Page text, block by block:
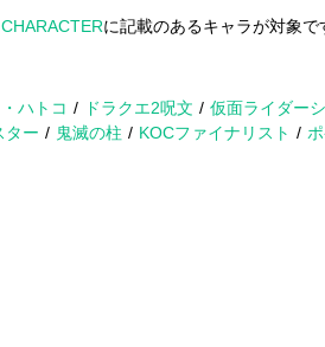
に記載のあるキャラが対象で
ハトコ ドラクエ2呪文 仮面ライダー
ター 鬼滅の柱 KOCファイナリスト